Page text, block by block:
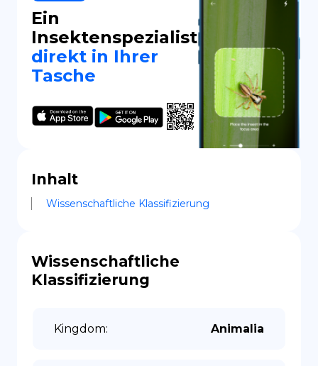
Ein
Insektenspezialist
direkt in Ihrer
Tasche
Inhalt
Wissenschaftliche Klassifizierung
Wissenschaftliche
Klassifizierung
Kingdom: Animalia